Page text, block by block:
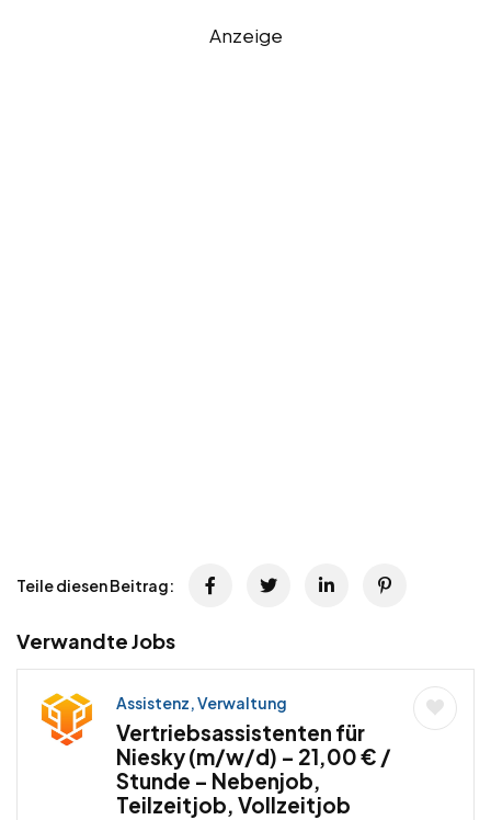
Anzeige
Teile diesen Beitrag:
Verwandte Jobs
Assistenz, Verwaltung
Vertriebsassistenten für
Niesky (m/w/d) – 21,00 € /
Stunde – Nebenjob,
Teilzeitjob, Vollzeitjob